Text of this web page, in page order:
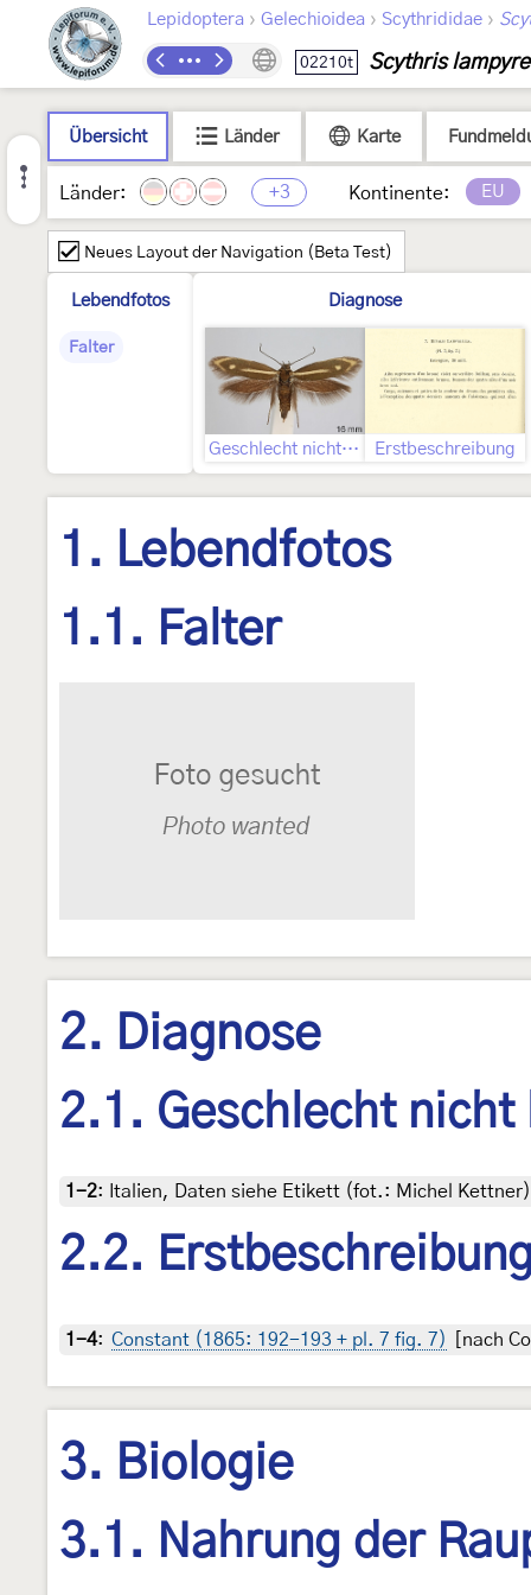
Lepidoptera › Gelechioidea › Scythrididae ›
02210t Scythris
Übersicht Länder Karte
Länder: +3 Kontinente: EU
Neues Layout der Navigation (Beta Test)
Lebendfotos
Falter
Diagnose
Geschlecht nicht bestimmt Erstbeschreibung
1. Lebendfotos
1.1. Falter
2. Diagnose
2.1. Geschlecht nicht
1-2: Italien, Daten siehe Etikett (fot.: Michel
2.2.
1-4: Constant (1865: 192-193 + pl. 7 fig. 7) [nach
3. Biologie
3.1. Nahrung der